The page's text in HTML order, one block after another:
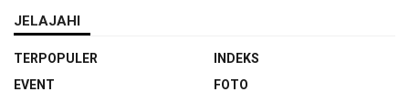
JELAJAHI
TERPOPULER
INDEKS
EVENT
FOTO